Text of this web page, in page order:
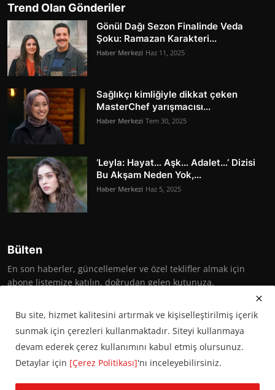
Trend Olan Gönderiler
Gönül Dağı Sezon Finalinde Veda
Şoku: Ramazan Karakteri...
Haber Merkezi Haz 11, 2025
Sağlıkçı kimliğiyle dikkat çeken
MasterChef yarışmacısı...
Haber Merkezi Tem 30, 2025
‘Leyla: Hayat… Aşk… Adalet…’ Dizisi
Bu Akşam Neden Yok,...
Haber Merkezi Haz 5, 2025
Bülten
En son haberler, güncellemeler ve özel teklifler almak için
abone listemize katılın, doğrudan gelen kutunuza.
Abone Ol
Bu site, hizmet kalitesini artırmak ve kişiselleştirilmiş içerik
sunmak için çerezleri kullanmaktadır. Siteyi kullanmaya
devam ederek çerez kullanımını kabul etmiş olursunuz.
Detaylar için [Çerez Politikası]'nı inceleyebilirsiniz.